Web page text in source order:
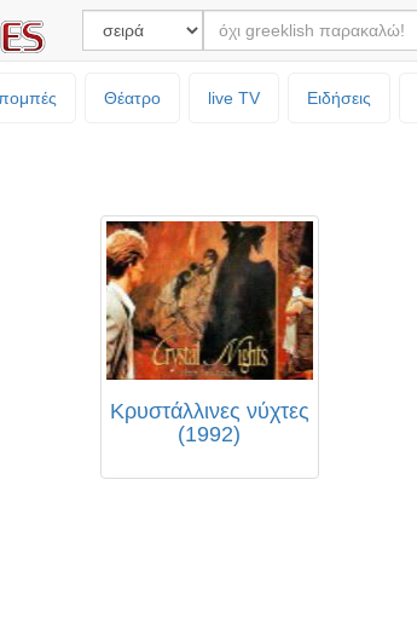
Θέατρο live TV Ειδήσεις
Κρυστάλλινες νύχτες
(1992)